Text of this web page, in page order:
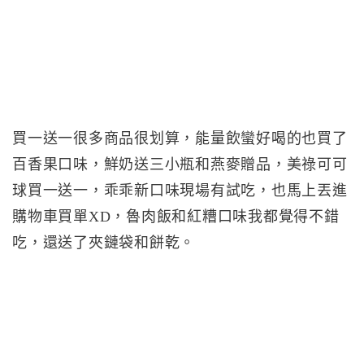
買一送一很多商品很划算，能量飲蠻好喝的也買了
百香果口味，鮮奶送三小瓶和燕麥贈品，美祿可可
球買一送一，乖乖新口味現場有試吃，也馬上丟進
購物車買單XD，魯肉飯和紅糟口味我都覺得不錯
吃，還送了夾鏈袋和餅乾。